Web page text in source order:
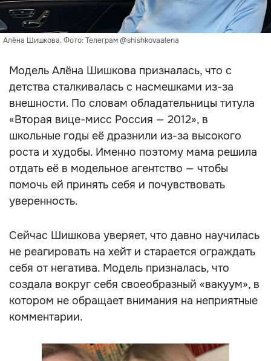
Алёна Шишкова. Фото: Телеграм @shishkovaalena
Модель Алёна Шишкова призналась, что с
детства сталкивалась с насмешками из-за
внешности. По словам обладательницы титула
«Вторая вице-мисс Россия — 2012», в
школьные годы её дразнили из-за высокого
роста и худобы. Именно поэтому мама решила
отдать её в модельное агентство — чтобы
помочь ей принять себя и почувствовать
уверенность.
Сейчас Шишкова уверяет, что давно научилась
не реагировать на хейт и старается ограждать
себя от негатива. Модель призналась, что
создала вокруг себя своеобразный «вакуум», в
котором не обращает внимания на неприятные
комментарии.